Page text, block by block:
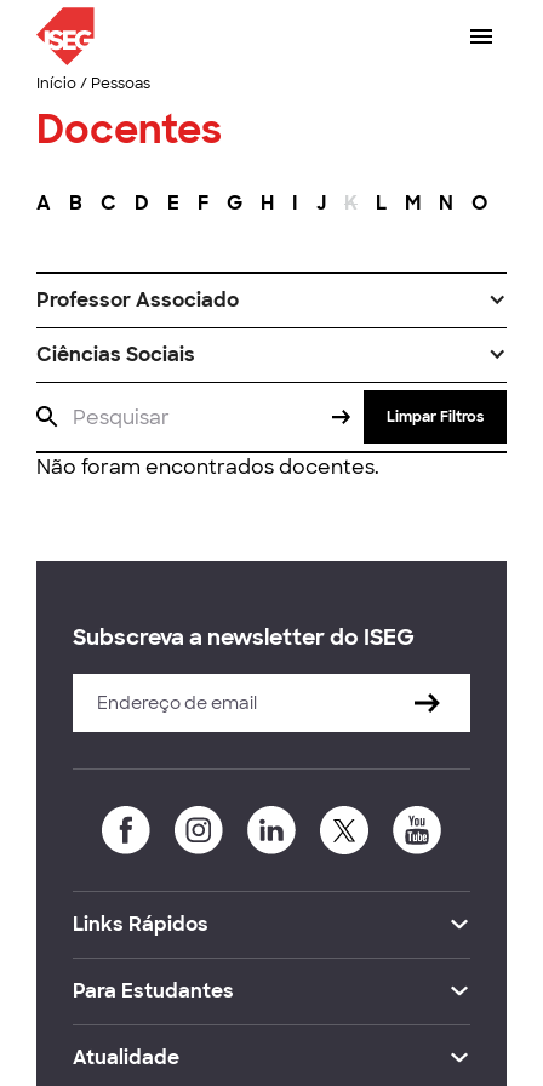
Início/ Pessoas
Docentes
A B C D E F G H I J K L M N O
Professor Associado
Ciências Sociais
Limpar Filtros
Não foram encontrados docentes.
Subscreva a newsletter do ISEG
Links Rápidos
Para Estudantes
Atualidade